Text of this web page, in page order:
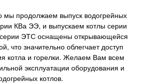
мы продолжаем выпуск водогрейных
КВа ЭЭ, и выпускаем котлы серии
ЭТС оснащены открывающейся
что значительно облегчает доступ
котла и горелки. Желаем Вам всем
эксплуатации оборудования и
котлов.